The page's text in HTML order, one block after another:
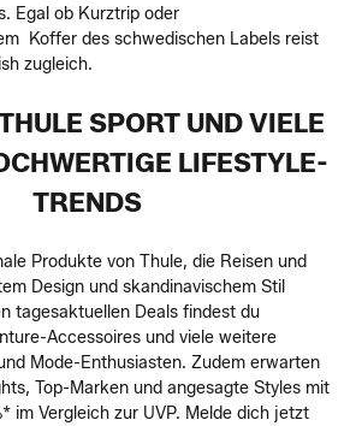
Egal ob Kurztrip oder
Koffer des schwedischen Labels reist
zugleich.
SPORT UND VIELE
LIFESTYLE-
TRENDS
Produkte von Thule, die Reisen und
Design und skandinavischem Stil
tagesaktuellen Deals findest du
Accessoires und viele weitere
Mode-Enthusiasten. Zudem erwarten
Top-Marken und angesagte Styles mit
im Vergleich zur UVP. Melde dich jetzt